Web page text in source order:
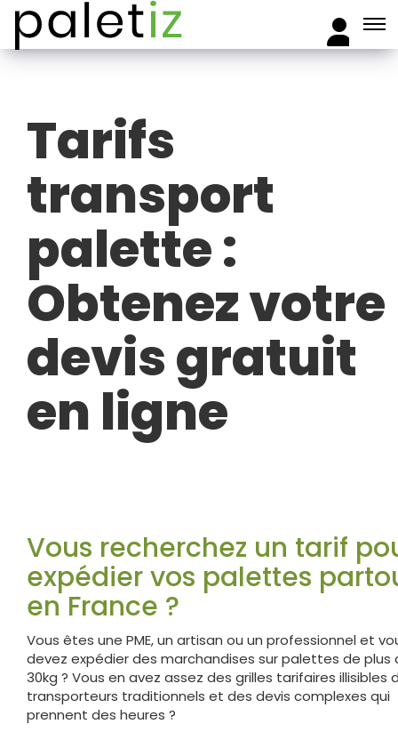
Tarifs
transport
palette :
Obtenez votre
devis gratuit
en ligne
Vous recherchez un tarif
expédier vos palettes
en France ?
Vous êtes une PME, un artisan ou un professionnel et
devez expédier des marchandises sur palettes de plus
30kg ? Vous en avez assez des grilles tarifaires illisibles
transporteurs traditionnels et des devis complexes qui
prennent des heures ?